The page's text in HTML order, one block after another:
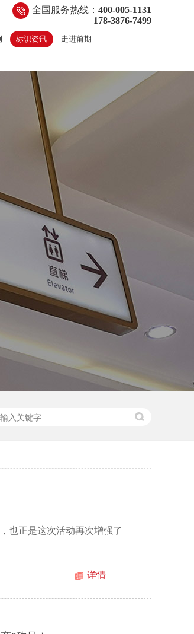
全国服务热线： 400-005-1131
178-3876-7499
标识资讯 走进前期
也正是这次活动再次增强了
详情